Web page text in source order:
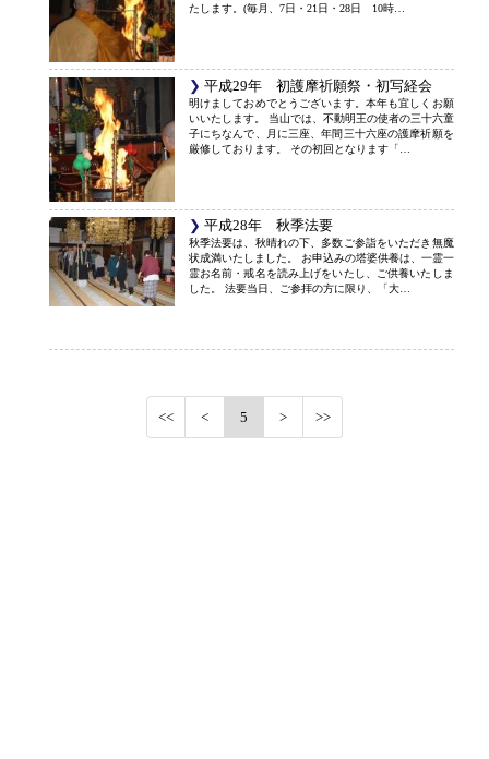
たします。(毎月、7日・21日・28日 10時…
平成29年 初護摩祈願祭・初写経会
明けましておめでとうございます。本年も宜しくお願
いいたします。 当山では、不動明王の使者の三十六童
子にちなんで、月に三座、年間三十六座の護摩祈願を
厳修しております。 その初回となります「…
平成28年 秋季法要
秋季法要は、秋晴れの下、多数ご参詣をいただき無魔
状成満いたしました。 お申込みの塔婆供養は、一霊一
霊お名前・戒名を読み上げをいたし、ご供養いたしま
した。 法要当日、ご参拝の方に限り、「大…
5